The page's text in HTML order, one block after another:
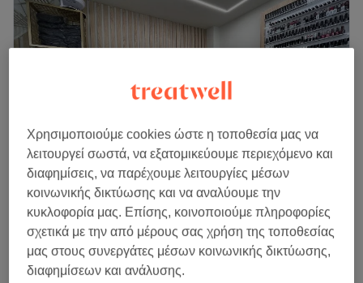
Τετάρτη
10:00–20:00
Πέμπτη
10:00–20:00
Παρασκευή
10:00–20:00
Στο κέντρο της Θεσσαλονίκης, βρίσκεται ένας από τους
ωραιότερους χώρους ομορφιάς. Στο White Nails Beauty
Salon η προσιτή πολυτέλεια, συναντά την ιδανική
περιποίηση και την απόλυτη ποιότητα.
Συγκοινωνία
Το κατάστημα βρίσκεται σε κεντρικό σημείο της
Marquise Nails & More
4,7
173 κριτικές
Κηφισιά, Αττική
Εμφάνιση στον χάρτη
Πεντικιούρ
Χρησιμοποιούμε cookies ώστε η τοποθεσία μας να
λειτουργεί σωστά, να εξατομικεύουμε περιεχόμενο και
διαφημίσεις, να παρέχουμε λειτουργίες μέσων
κοινωνικής δικτύωσης και να αναλύουμε την
κυκλοφορία μας. Επίσης, κοινοποιούμε πληροφορίες
σχετικά με την από μέρους σας χρήση της τοποθεσίας
μας στους συνεργάτες μέσων κοινωνικής δικτύωσης,
διαφημίσεων και ανάλυσης.